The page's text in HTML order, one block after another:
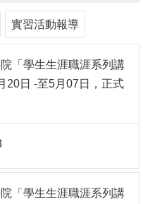
實習活動報導
「學生生涯職涯系列講
20日 -至5月07日，正式
「學生生涯職涯系列講